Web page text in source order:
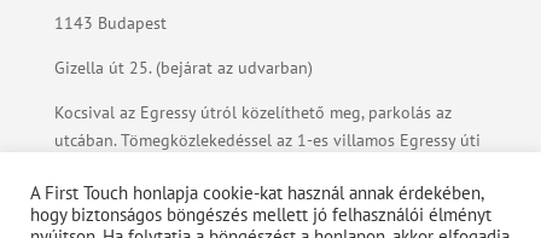
1143 Budapest
Gizella út 25. (bejárat az udvarban)
Kocsival az Egressy útról közelíthető meg, parkolás az
utcában. Tömegközlekedéssel az 1-es villamos Egressy úti
vagyunk.
A First Touch honlapja cookie-kat használ annak érdekében,
hogy biztonságos böngészés mellett jó felhasználói élményt